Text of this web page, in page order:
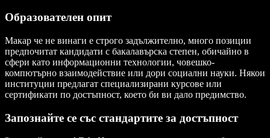
Образователен опит
Макар че не винаги е строго задължително, много позиции
предпочитат кандидати с бакалавърска степен, обичайно в
сфери като информационни технологии, човешко-
компютърно взаимодействие или дори социални науки. Някои
институции предлагат специализирани курсове или
сертификати по достъпност, което би ви дало предимство.
Запознайте се със стандартите за достъпност